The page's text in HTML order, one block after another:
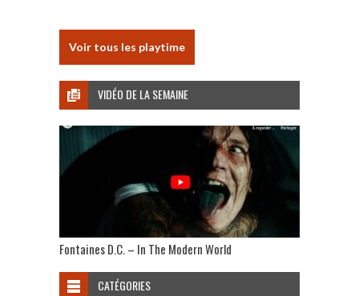
Voir tous les playtime
VIDÉO DE LA SEMAINE
Fontaines D.C. – In The Modern World
CATÉGORIES